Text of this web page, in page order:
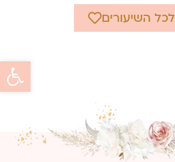
לכל השיעורים
פתח